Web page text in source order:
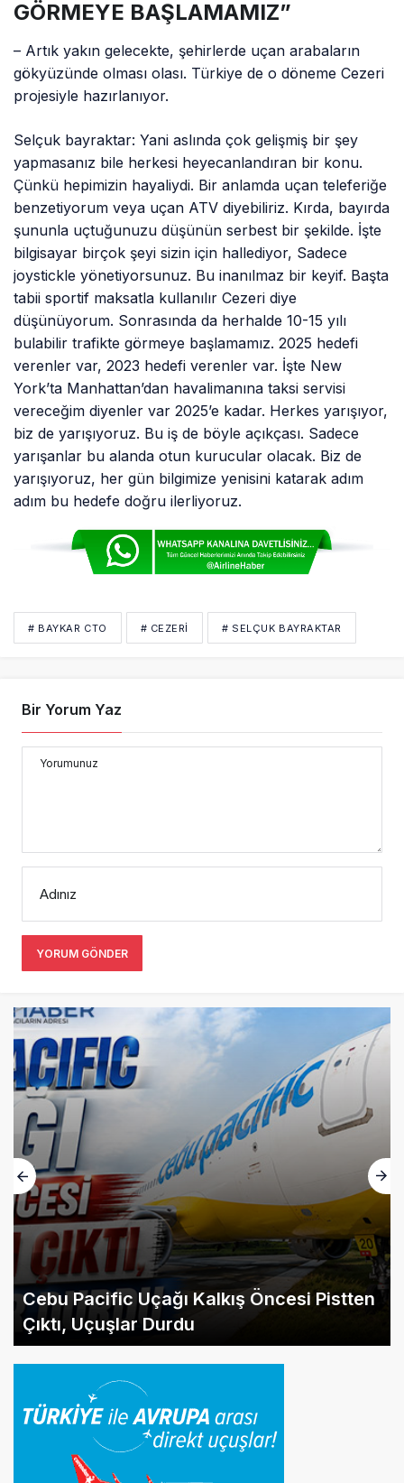
GÖRMEYE BAŞLAMAMIZ”
– Artık yakın gelecekte, şehirlerde uçan arabaların
gökyüzünde olması olası. Türkiye de o döneme Cezeri
projesiyle hazırlanıyor.
Selçuk bayraktar: Yani aslında çok gelişmiş bir şey
yapmasanız bile herkesi heyecanlandıran bir konu.
Çünkü hepimizin hayaliydi. Bir anlamda uçan teleferiğe
benzetiyorum veya uçan ATV diyebiliriz. Kırda, bayırda
şununla uçtuğunuzu düşünün serbest bir şekilde. İşte
bilgisayar birçok şeyi sizin için hallediyor, Sadece
joystickle yönetiyorsunuz. Bu inanılmaz bir keyif. Başta
tabii sportif maksatla kullanılır Cezeri diye
düşünüyorum. Sonrasında da herhalde 10-15 yılı
bulabilir trafikte görmeye başlamamız. 2025 hedefi
verenler var, 2023 hedefi verenler var. İşte New
York’ta Manhattan’dan havalimanına taksi servisi
vereceğim diyenler var 2025’e kadar. Herkes yarışıyor,
biz de yarışıyoruz. Bu iş de böyle açıkçası. Sadece
yarışanlar bu alanda otun kurucular olacak. Biz de
yarışıyoruz, her gün bilgimize yenisini katarak adım
adım bu hedefe doğru ilerliyoruz.
# BAYKAR CTO # CEZERI # SELÇUK BAYRAKTAR
Bir Yorum Yaz
Yorumunuz
Adınız
YORUM GÖNDER
Cebu Pacific Uçağı Kalkış Öncesi Pistten
Çıktı, Uçuşlar Durdu